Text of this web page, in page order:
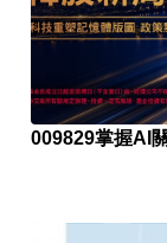
009829掌握AI